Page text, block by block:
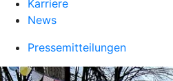
Karriere
News
Pressemitteilungen